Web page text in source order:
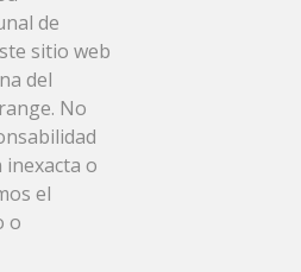
de
sitio web
del
No
o
el
o